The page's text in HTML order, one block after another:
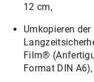
12 cm,
Umkopieren
Film®
Format DIN A6),